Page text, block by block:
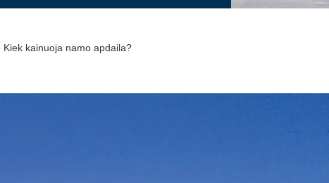
Kiek kainuoja namo apdaila?